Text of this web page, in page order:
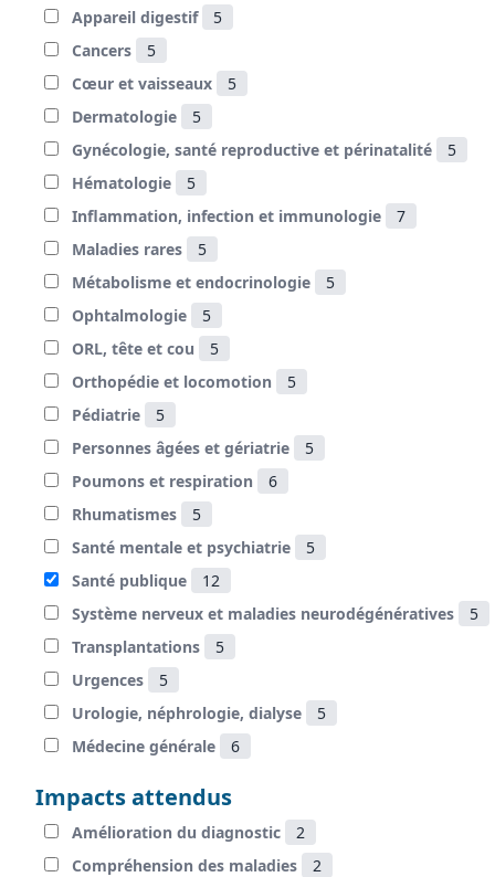
Appareil digestif
5
Cancers
5
Cœur et vaisseaux
5
Dermatologie
5
Gynécologie, santé reproductive et périnatalité
5
Hématologie
5
Inflammation, infection et immunologie
7
Maladies rares
5
Métabolisme et endocrinologie
5
Ophtalmologie
5
ORL, tête et cou
5
Orthopédie et locomotion
5
Pédiatrie
5
Personnes âgées et gériatrie
5
Poumons et respiration
6
Rhumatismes
5
Santé mentale et psychiatrie
5
Santé publique
12
Système nerveux et maladies neurodégénératives
5
Transplantations
5
Urgences
5
Urologie, néphrologie, dialyse
5
Médecine générale
6
Impacts attendus
Amélioration du diagnostic
2
Compréhension des maladies
2